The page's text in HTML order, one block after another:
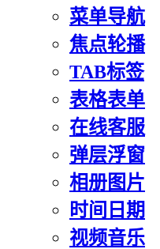
菜单导航
焦点轮播
TAB标签
表格表单
在线客服
弹层浮窗
相册图片
时间日期
视频音乐